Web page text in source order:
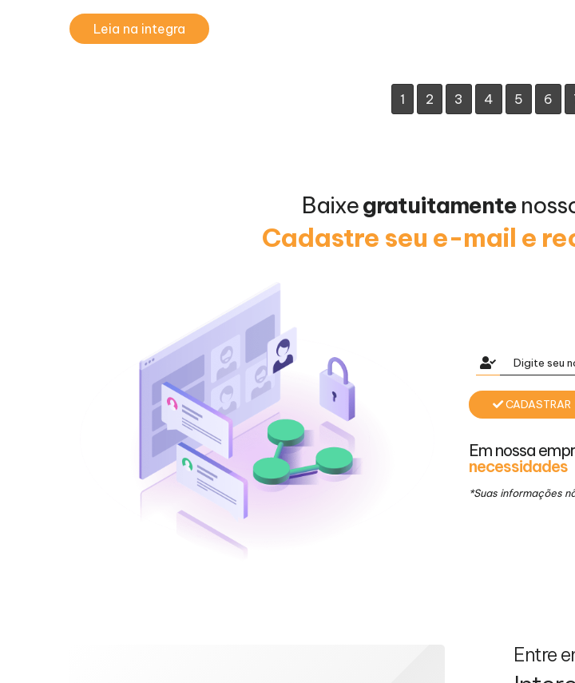
Leia na integra
1 2 3 4 5 6
Baixegratuitamente
Cadastre seu e-mail e
CADASTRAR
Em nossa
necessidades
*Suas informações
Entre